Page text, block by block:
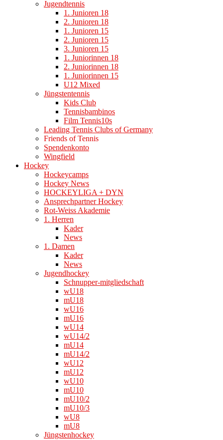
Jugendtennis
1. Junioren 18
2. Junioren 18
1. Junioren 15
2. Junioren 15
3. Junioren 15
1. Juniorinnen 18
2. Juniorinnen 18
1. Juniorinnen 15
U12 Mixed
Jüngstentennis
Kids Club
Tennisbambinos
Film Tennis10s
Leading Tennis Clubs of Germany
Friends of Tennis
Spendenkonto
Wingfield
Hockey
Hockeycamps
Hockey News
HOCKEYLIGA + DYN
Ansprechpartner Hockey
Rot-Weiss Akademie
1. Herren
Kader
News
1. Damen
Kader
News
Jugendhockey
Schnupper-mitgliedschaft
wU18
mU18
wU16
mU16
wU14
wU14/2
mU14
mU14/2
wU12
mU12
wU10
mU10
mU10/2
mU10/3
wU8
mU8
Jüngstenhockey